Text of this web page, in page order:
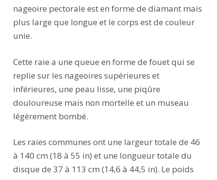
nageoire pectorale est en forme de diamant mais
plus large que longue et le corps est de couleur
unie.
Cette raie a une queue en forme de fouet qui se
replie sur les nageoires supérieures et
inférieures, une peau lisse, une piqûre
douloureuse mais non mortelle et un museau
légèrement bombé.
Les raies communes ont une largeur totale de 46
à 140 cm (18 à 55 in) et une longueur totale du
disque de 37 à 113 cm (14,6 à 44,5 in). Le poids